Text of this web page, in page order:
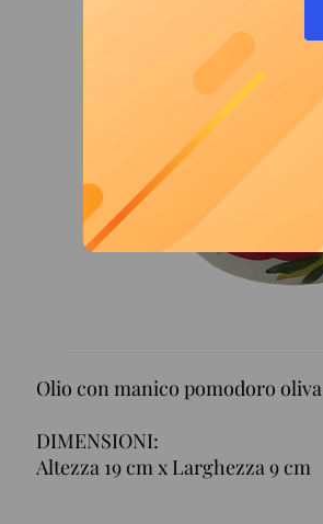
Olio con manico pomodoro oliva
DIMENSIONI:
Altezza 19 cm x Larghezza 9 cm